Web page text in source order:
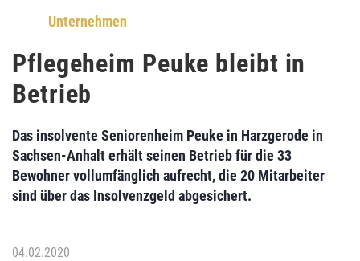
Unternehmen
Pflegeheim Peuke bleibt in
Betrieb
Das insolvente Seniorenheim Peuke in Harzgerode in
Sachsen-Anhalt erhält seinen Betrieb für die 33
Bewohner vollumfänglich aufrecht, die 20 Mitarbeiter
sind über das Insolvenzgeld abgesichert.
04.02.2020